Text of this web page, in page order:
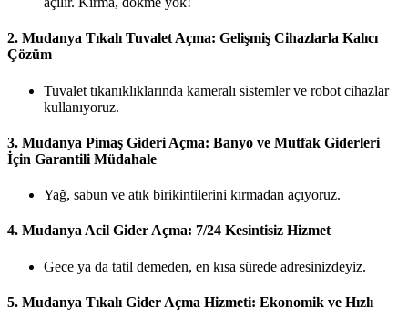
2. Mudanya Tıkalı Tuvalet Açma: Gelişmiş Cihazlarla Kalıcı
Çözüm
Tuvalet tıkanıklıklarında kameralı sistemler ve robot cihazlar
kullanıyoruz.
3. Mudanya Pimaş Gideri Açma: Banyo ve Mutfak Giderleri
İçin Garantili Müdahale
Yağ, sabun ve atık birikintilerini kırmadan açıyoruz.
4. Mudanya Acil Gider Açma: 7/24 Kesintisiz Hizmet
Gece ya da tatil demeden, en kısa sürede adresinizdeyiz.
5. Mudanya Tıkalı Gider Açma Hizmeti: Ekonomik ve Hızlı